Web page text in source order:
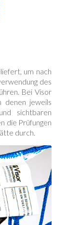
um nach
des
Bei Visor
denen jeweils
sichtbaren
die Prüfungen
durch.